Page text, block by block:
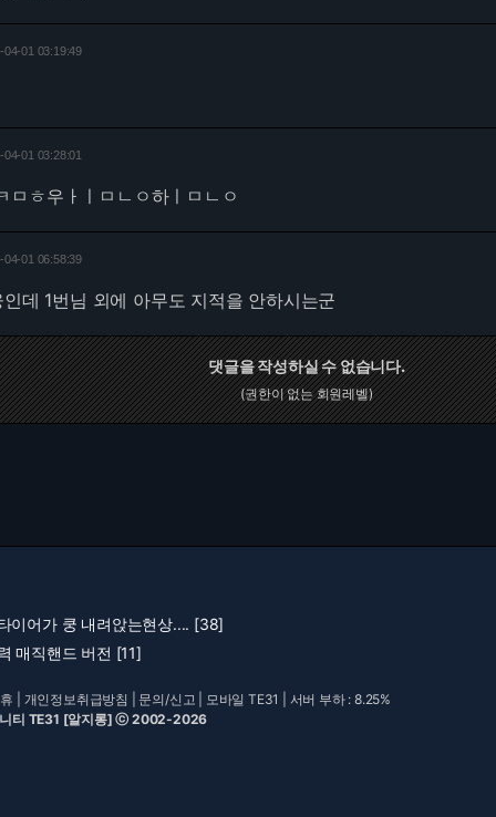
04-01 03:19:49
04-01 03:28:01
ㅁㅎ우ㅏㅣㅁㄴㅇ하ㅣㅁㄴㅇ
04-01 06:58:39
데 1번님 외에 아무도 지적을 안하시는군
댓글을 작성하실 수 없습니다.
(권한이 없는 회원레벨)
이어가 쿵 내려앉는현상.... [38]
매직핸드 버전 [11]
개인정보취급방침 문의/신고 모바일 TE31
| 서버 부하 : 8.25%
니티 TE31 [알지롱] ⓒ 2002-2026